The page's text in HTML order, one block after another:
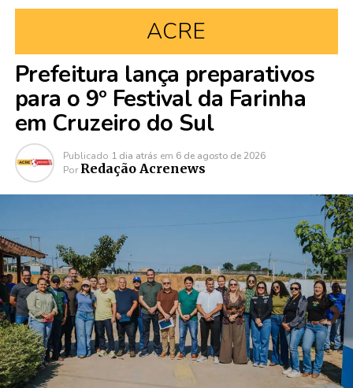
ACRE
Prefeitura lança preparativos
para o 9º Festival da Farinha
em Cruzeiro do Sul
Publicado 1 dia atrás em 6 de agosto de 2026
Por Redação Acrenews